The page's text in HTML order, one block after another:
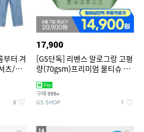
터 겨
츠/셋
8
17,900
[GS단독] 리벤스 알로그랑 고평
량(70gsm)프리미엄 물티슈 70
구매 999+
GS SHOP 1
14